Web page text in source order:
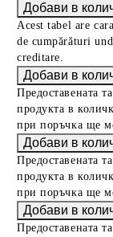
Acest tabel are
de cumpărături
creditare.
Предоставената
продукта в
при поръчка ще
Предоставената
продукта в
при поръчка ще
Предоставената